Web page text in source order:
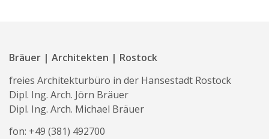
Bräuer | Architekten | Rostock
freies Architekturbüro in der Hansestadt Rostock
Dipl. Ing. Arch. Jörn Bräuer
Dipl. Ing. Arch. Michael Bräuer
fon: +49 (381) 492700